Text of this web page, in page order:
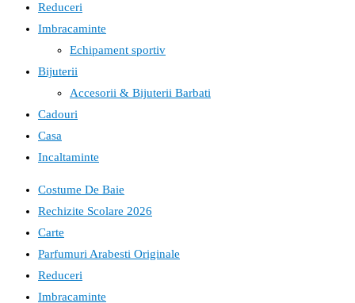
Reduceri
Imbracaminte
Echipament sportiv
Bijuterii
Accesorii & Bijuterii Barbati
Cadouri
Casa
Incaltaminte
Costume De Baie
Rechizite Scolare 2026
Carte
Parfumuri Arabesti Originale
Reduceri
Imbracaminte